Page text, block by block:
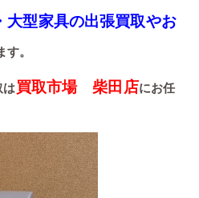
大型家具の出張買取やお
。
は買取市場 柴田店にお任